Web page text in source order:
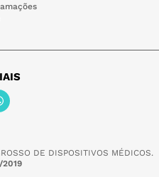
DE DISPOSITIVOS MÉDICOS.
2019